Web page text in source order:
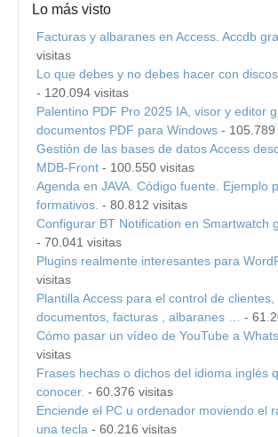
Lo más visto
Facturas y albaranes en Access. Accdb
visitas
Lo que debes y no debes hacer con
- 120.094 visitas
Palentino PDF Pro 2025 IA, visor y editor
documentos PDF para Windows - 105.789
Gestión de las bases de datos Access
MDB-Front - 100.550 visitas
Agenda en JAVA. Código fuente. Ejemplo
formativos. - 80.812 visitas
Configurar BT Notification en Smartwatch
- 70.041 visitas
Plugins realmente interesantes para
visitas
Plantilla Access para el control de clientes,
documentos, facturas , albaranes …
-
Cómo pasar un vídeo de YouTube a
visitas
Frases hechas o dichos del idioma inglés
conocer. - 60.376 visitas
Enciende el PC u ordenador moviendo el
una tecla - 60.216 visitas